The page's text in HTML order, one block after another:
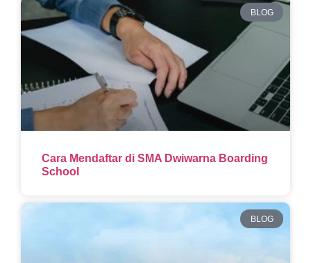
BLOG
Cara Mendaftar di SMA Dwiwarna Boarding
School
BLOG